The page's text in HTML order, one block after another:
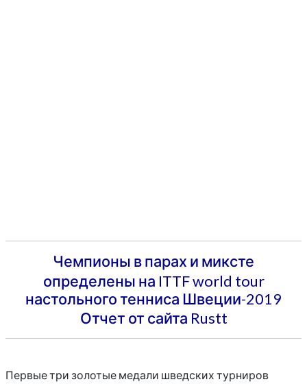
Чемпионы в парах и миксте
определены на ITTF world tour
настольного тенниса Швеции-2019
Отчет от сайта Rustt
Первые три золотые медали шведских турниров